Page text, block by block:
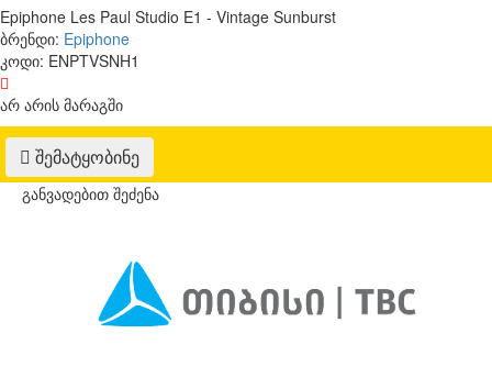
Epiphone Les Paul Studio E1 - Vintage Sunburst
ბრენდი: Epiphone
კოდი: ENPTVSNH1
არ არის მარაგში
შემატყობინე
განვადებით შეძენა